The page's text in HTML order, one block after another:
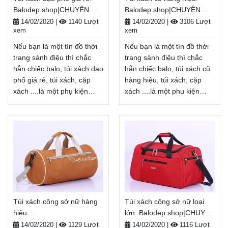
xách. Giao hàng toàn quốc,
Miễn phí đổi trả hàng,
thanh toán tiền khi nhận
hàngXem thêm
xách dành cho người trung
niên, Balo-Túi xách. Giao
hàng toàn quốc, Miễn phí
đổi trả hàng, thanh toán
tiền khi nhận hàng
Xem thêm
Balodep.shop|CHUYÊN
BALO-TÚI XÁCH–VALI ĐẸP
14/02/2020
1140 Lượt
xem
Nếu bạn là một tín đồ thời
trang sành điệu thì chắc
hẳn chiếc balo, túi xách dạo
phố giá rẻ, túi xách, cặp
xách ....là một phụ kiện
dạo phố giá rẻ không chỉ là
mang theo giày, bảo
quản đồ dùng cá nhân...
mà còn là một phụ kiện thời
trang giúp tôn lên cá
tính, gu thẩm mĩ của mỗi
người.
Balodep.shop|Chuyên túi
xách dạo phố giá rẻ, Balo-
Túi xách. Giao hàng toàn
Balodep.shop|CHUYÊN
BALO-TÚI XÁCH–VALI ĐẸP
14/02/2020
3106 Lượt
xem
Nếu bạn là một tín đồ thời
trang sành điệu thì chắc
hẳn chiếc balo, túi xách cũ
hàng hiệu, túi xách, cặp
xách ....là một phụ kiện
hàng hiệu không chỉ là một
theo giày, bảo quản đồ
dùng cá nhân... mà còn là
một phụ kiện thời trang
giúp tôn lên cá tính, gu
thẩm mĩ của mỗi người.
Balodep.shop|Chuyên túi
xách cũ hàng hiệu, Balo-Túi
xách. Giao hàng toàn quốc,
Miễn phí đổi trả hàng,
Túi xách công sở nữ hàng
hiệu.
Balodep.shop|CHUYÊN
14/02/2020 1129 Lượt
Túi xách công sở nữ loại
lớn. Balodep.shop|CHUYÊN
BALO-TÚI XÁCH–VALI ĐẸP
14/02/2020 1116 Lượt